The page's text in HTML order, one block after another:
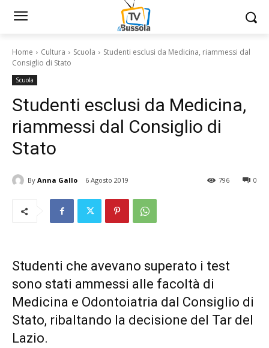
Home Cultura Scuola
Studenti esclusi da Medicina, riammessi dal
Consiglio di Stato
Scuola
Studenti esclusi da Medicina,
riammessi dal Consiglio di
Stato
By Anna Gallo 6 Agosto 2019 0
796
Studenti che avevano superato i test
sono stati ammessi alle facoltà di
Medicina e Odontoiatria dal Consiglio di
Stato, ribaltando la decisione del Tar del
Lazio.